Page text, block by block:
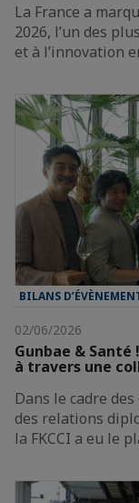
La France a
2026, l’un des
et à l’innovation
BILANS
02/06/2026
Gunbae &
à travers une
Dans le cadre
des relations
la FKCCI a eu le